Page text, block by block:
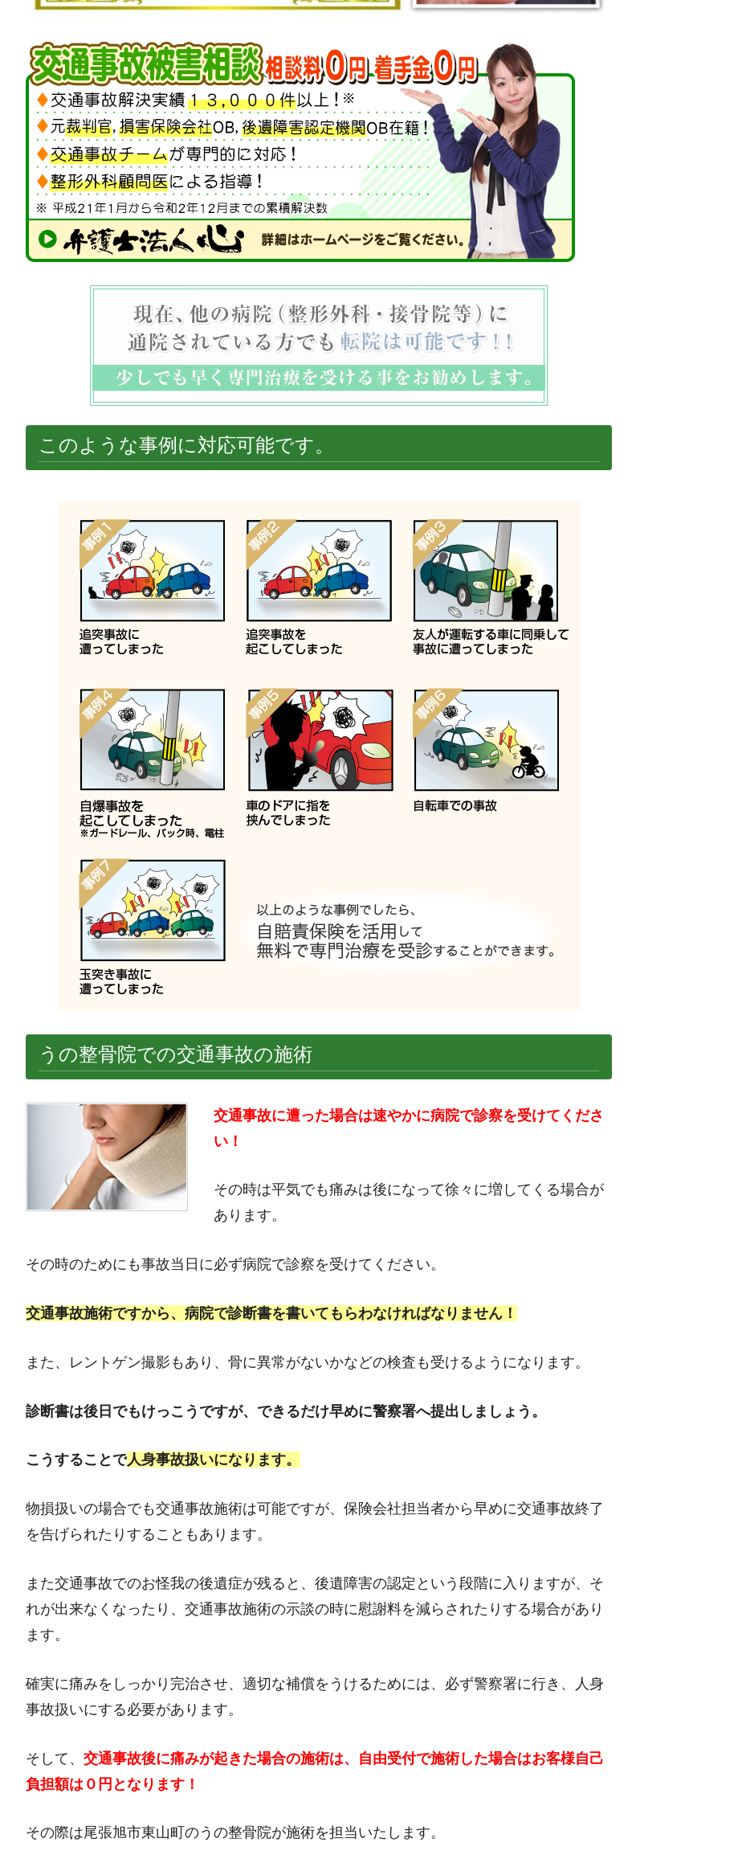
このような事例に対応可能です。
うの整骨院での交通事故の施術
交通事故に遭った場合は速やかに病院で診察を受けてくださ
い！
その時は平気でも痛みは後になって徐々に増してくる場合が
あります。
その時のためにも事故当日に必ず病院で診察を受けてください。
交通事故施術ですから、病院で診断書を書いてもらわなければなりません！
また、レントゲン撮影もあり、骨に異常がないかなどの検査も受けるようになります。
診断書は後日でもけっこうですが、できるだけ早めに警察署へ提出しましょう。
こうすることで人身事故扱いになります。
物損扱いの場合でも交通事故施術は可能ですが、保険会社担当者から早めに交通事故終了
を告げられたりすることもあります。
また交通事故でのお怪我の後遺症が残ると、後遺障害の認定という段階に入りますが、そ
れが出来なくなったり、 交通事故施術の示談の時に慰謝料を減らされたりする場合があり
ます。
確実に痛みをしっかり完治させ、適切な補償をうけるためには、必ず警察署に行き、人身
事故扱いにする必要があります。
そして、 交通事故後に痛みが起きた場合の施術は、自由受付で施術した場合はお客様自己
負担額は０円となります！
その際は尾張旭市東山町のうの整骨院が施術を担当いたします。